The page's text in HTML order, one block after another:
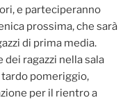
e parteciperanno
prossima, che sarà
di prima media.
ragazzi nella sala
tardo pomeriggio,
per il rientro a